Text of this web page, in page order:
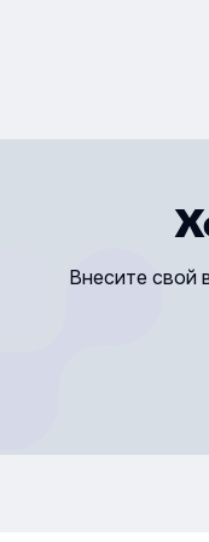
Внесите свой